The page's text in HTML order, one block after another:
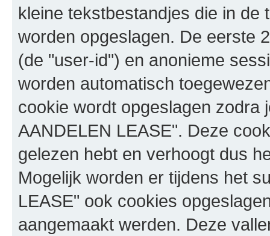
kleine tekstbestandjes die in de
worden opgeslagen. De eerste
(de "user-id") en anonieme
worden automatisch
cookie wordt opgeslagen zodra
AANDELEN LEASE". Deze
gelezen hebt en verhoogt dus
Mogelijk worden er tijdens het
LEASE" ook cookies
aangemaakt werden. Deze